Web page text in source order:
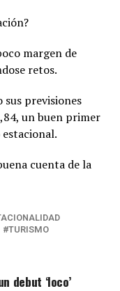
margen de
retos.
previsiones
un buen primer
cuenta de la
TURISMO
debut ‘loco’